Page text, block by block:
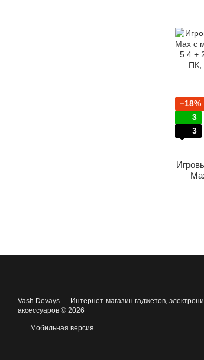
−18%
3
3
Vash Devays — Интернет-магазин гаджетов,
аксессуаров © 2026
Мобильная версия